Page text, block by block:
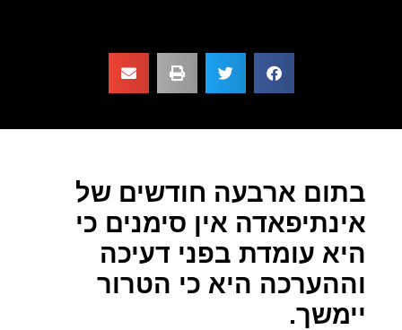
בתום ארבעה חודשים של
אינתיפאדה אין סימנים כי
היא עומדת בפני דעיכה
וההערכה היא כי הטרור
יימשך.